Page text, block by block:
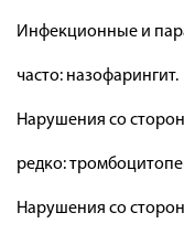
Инфекционные и
часто: назофарингит.
Нарушения со
редко:
Нарушения со